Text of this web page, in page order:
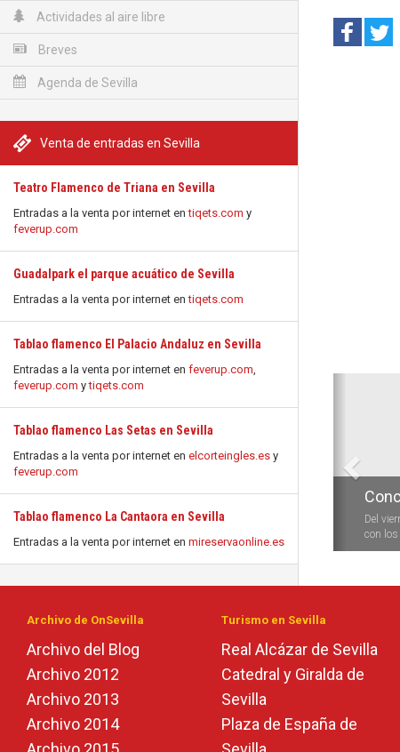
Actividades al aire libre
Breves
Agenda de Sevilla
Venta de entradas en Sevilla
Teatro Flamenco de Triana en Sevilla
Entradas a la venta por internet entiqets.com y
feverup.com
Guadalpark el parque acuático de Sevilla
Entradas a la venta por internet entiqets.com
Tablao flamenco El Palacio Andaluz en Sevilla
Entradas a la venta por internet en feverup.com,
feverup.com ytiqets.com
Tablao flamenco Las Setas en Sevilla
Entradas a la venta por internet en elcorteingles.es y
feverup.com
Tablao flamenco La Cantaora en Sevilla
Entradas a la venta por internet en mireservaonline.es
Del
con los
Archivo de OnSevilla
Archivo del Blog
Archivo 2012
Archivo 2013
Archivo 2014
Turismo en Sevilla
Real Alcázar de Sevilla
Catedral y Giralda de
Sevilla
Plaza de España de